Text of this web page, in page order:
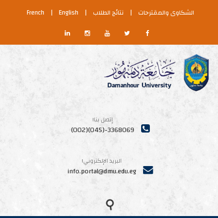
والمقترحات | نتائج الطلاب |
English
French
3368069-(045)(002)
البريد الإلكتروني!
info.portal@dmu.edu.eg